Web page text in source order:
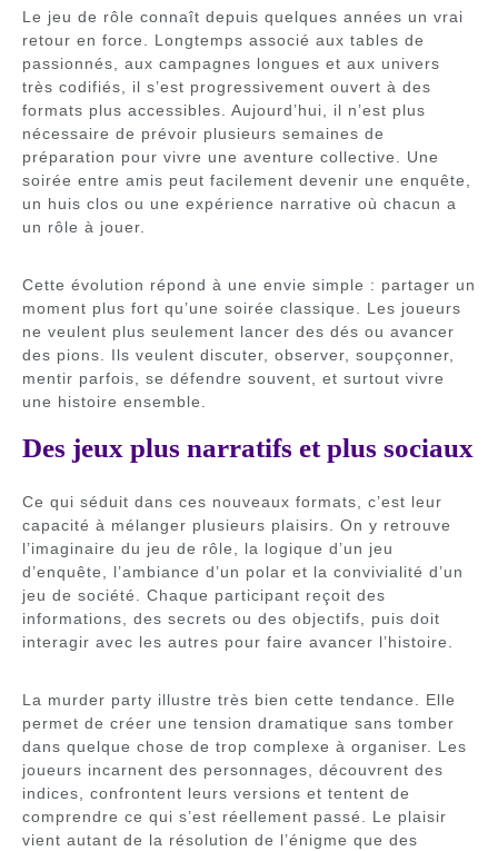
Le jeu de rôle connaît depuis quelques années un vrai
retour en force. Longtemps associé aux tables de
passionnés, aux campagnes longues et aux univers
très codifiés, il s’est progressivement ouvert à des
formats plus accessibles. Aujourd’hui, il n’est plus
nécessaire de prévoir plusieurs semaines de
préparation pour vivre une aventure collective. Une
soirée entre amis peut facilement devenir une enquête,
un huis clos ou une expérience narrative où chacun a
un rôle à jouer.
Cette évolution répond à une envie simple : partager un
moment plus fort qu’une soirée classique. Les joueurs
ne veulent plus seulement lancer des dés ou avancer
des pions. Ils veulent discuter, observer, soupçonner,
mentir parfois, se défendre souvent, et surtout vivre
une histoire ensemble.
Des jeux plus narratifs et plus sociaux
Ce qui séduit dans ces nouveaux formats, c’est leur
capacité à mélanger plusieurs plaisirs. On y retrouve
l’imaginaire du jeu de rôle, la logique d’un jeu
d’enquête, l’ambiance d’un polar et la convivialité d’un
jeu de société. Chaque participant reçoit des
informations, des secrets ou des objectifs, puis doit
interagir avec les autres pour faire avancer l’histoire.
La murder party illustre très bien cette tendance. Elle
permet de créer une tension dramatique sans tomber
dans quelque chose de trop complexe à organiser. Les
joueurs incarnent des personnages, découvrent des
indices, confrontent leurs versions et tentent de
comprendre ce qui s’est réellement passé. Le plaisir
vient autant de la résolution de l’énigme que des